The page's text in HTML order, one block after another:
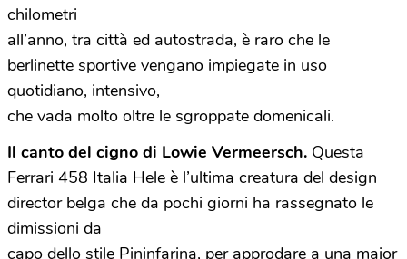
chilometri
all’anno, tra città ed autostrada, è raro che le
berlinette sportive vengano impiegate in uso
quotidiano, intensivo,
che vada molto oltre le sgroppate domenicali.
Il canto del cigno di Lowie Vermeersch. Questa
Ferrari 458 Italia Hele è l’ultima creatura del design
director belga che da pochi giorni ha rassegnato le
dimissioni da
capo dello stile Pininfarina, per approdare a una major